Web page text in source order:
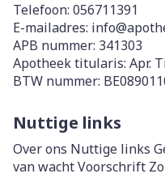
Telefoon: 056711391
E-mailadres: info@
APB nummer: 341303
Apotheek titularis: Apr.
BTW nummer:
Nuttige links
Over ons Nuttige links
van wachtVoorschrift